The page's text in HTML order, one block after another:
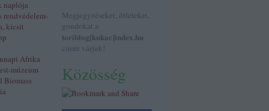
Megjegyzéseket, ötleteket,
gondokat a
toriblog[kukac]index.hu
címre várjuk!
Közösség
naplója
rendvédelem-
kicsit
Afrika
múzeum
Biomass